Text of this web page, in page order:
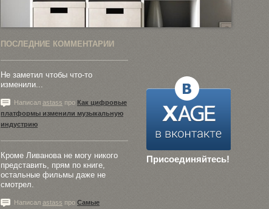
ПОСЛЕДНИЕ КОММЕНТАРИИ
Присоединяйтесь!
Не заметил чтобы что-то
изменили...
Написал astass про Как цифровые
платформы изменили музыкальную
индустрию
Кроме Ливанова не могу никого
представить, прям по книге,
остальные фильмы даже не
смотрел.
Написал astass про Самые